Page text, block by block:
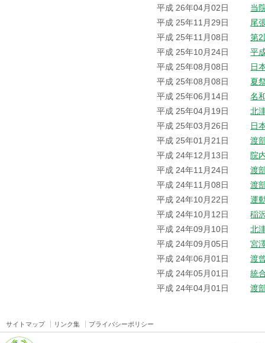
平成 26年04月02日
当
平成 25年11月29日
尾
平成 25年11月08日
第2
平成 25年10月24日
平
平成 25年08月08日
日
平成 25年08月08日
夏
平成 25年06月14日
名
平成 25年04月19日
北
平成 25年03月26日
日
平成 25年01月21日
渡
平成 24年12月13日
院
平成 24年11月24日
渡
平成 24年11月08日
渡
平成 24年10月22日
運
平成 24年10月12日
稲
平成 24年09月10日
北
平成 24年09月05日
宮
平成 24年06月01日
渡
平成 24年05月01日
統
平成 24年04月01日
渡
サイトマップ リンク集 プライバシーポリシー